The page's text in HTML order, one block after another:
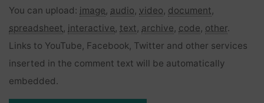
You can upload: image, audio, video, document,
spreadsheet, interactive, text, archive, code, other.
Links to YouTube, Facebook, Twitter and other services
inserted in the comment text will be automatically
embedded.